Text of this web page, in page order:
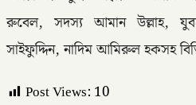
রুবেল, সদস্য আমান উল্লাহ,
সাইফুদ্দিন, নাদিম আমিরুল হকসহ
Post Views: 10